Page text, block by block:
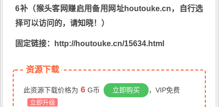
6补（猴头客网赚启用备用网址houtouke.cn，自行选
择可以访问的，请知晓！）
固定链接：http://houtouke.cn/15634.html
资源下载
此资源下载价格为 6 G币 立即购买 ，VIP免费
立即升级